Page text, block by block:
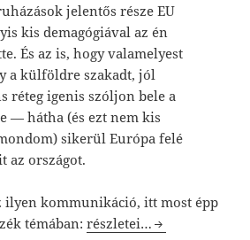
jelentős része EU
kis demagógiával az én
És az is, hogy valamelyest
a külföldre szakadt, jól
réteg igenis szóljon bele a
— hátha (és ezt nem kis
sikerül Európa felé
az országot.
ilyen kommunikáció, itt most épp
témában:Lyaly.
részletei…